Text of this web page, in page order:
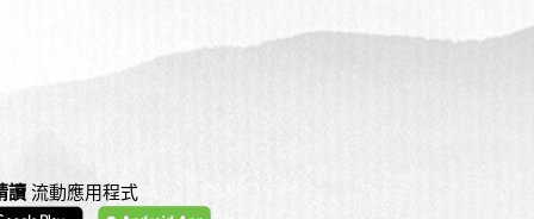
讀流動應用程式